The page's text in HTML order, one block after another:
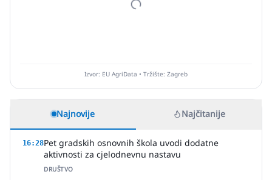
Izvor: EU AgriData • Tržište: Zagreb
Najnovije Najčitanije
16:28Pet gradskih osnovnih škola uvodi dodatne
aktivnosti za cjelodnevnu nastavu
DRUŠTVO